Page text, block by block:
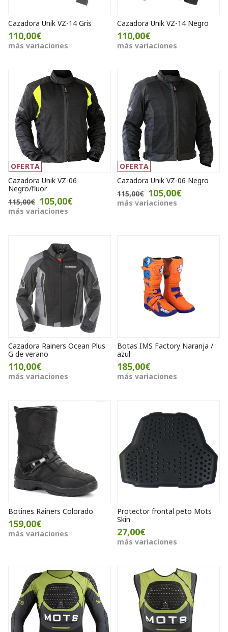
Cazadora Unik VZ-14 Gris
110,00€
más variaciones
Cazadora Unik VZ-14 Negro
110,00€
más variaciones
OFERTA
Cazadora Unik VZ-06
Negro/fluor
115,00€ 105,00€
más variaciones
OFERTA
Cazadora Unik VZ-06 Negro
115,00€ 105,00€
más variaciones
Cazadora Rainers Ocean Plus
G de verano
110,00€
más variaciones
Botas IMS Factory Naranja /
azul
185,00€
más variaciones
Botines Rainers Colorado
159,00€
más variaciones
Protector frontal peto Mots
Skin
27,00€
más variaciones